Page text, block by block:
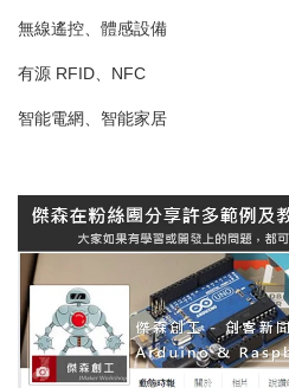
無線遙控、體感設備
有源 RFID、NFC
智能電網、智能家居